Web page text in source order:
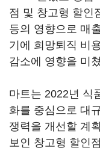
점 및 창고형 할인
등의 영향으로 매
기에 희망퇴직 비
감소에 영향을 미
마트는 2022년 식
화를 중심으로 대
쟁력을 개선할 계
보인 창고형 할인